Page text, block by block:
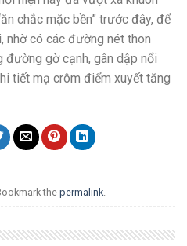
chắc mặc bền” trước đây, để
nhờ có các đường nét thon
đường gờ cạnh, gân dập nổi
tiết mạ crôm điểm xuyết tăng
the permalink